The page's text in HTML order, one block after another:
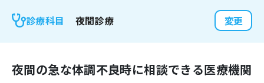
よくあるご質問
診療科目 夜間診療 変更
夜間の急な体調不良時に相談できる医療機関